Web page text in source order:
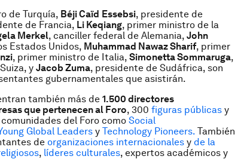
de Turquía, Béji Caïd Essebsi, presidente de
de Francia, Li Keqiang, primer ministro de la
Merkel, canciller federal de Alemania, John
Estados Unidos, Muhammad Nawaz Sharif, primer
, primer ministro de Italia, Simonetta Sommaruga,
y Jacob Zuma, presidente de Sudáfrica, son
gubernamentales que asistirán.
también más de 1.500 directores
que pertenecen al Foro, 300 figuras públicas y
del Foro como Social
Global Leaders y Technology Pioneers. También
de organizaciones internacionales y de la
, líderes culturales, expertos académicos y